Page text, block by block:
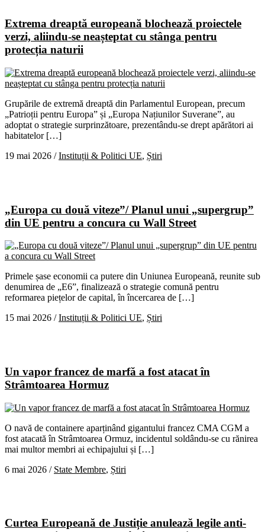
Extrema dreaptă europeană blochează proiectele
verzi, aliindu-se neașteptat cu stânga pentru
protecția naturii
Grupările de extremă dreaptă din Parlamentul European, precum
„Patrioții pentru Europa” și „Europa Națiunilor Suverane”, au
adoptat o strategie surprinzătoare, prezentându-se drept apărători ai
habitatelor […]
19 mai 2026 /Instituții & Politici UE, Știri
„Europa cu două viteze”/ Planul unui „supergrup”
din UE pentru a concura cu Wall Street
Primele șase economii ca putere din Uniunea Europeană, reunite sub
denumirea de „E6”, finalizează o strategie comună pentru
reformarea piețelor de capital, în încercarea de […]
15 mai 2026 /Instituții & Politici UE, Știri
Un vapor francez de marfă a fost atacat în
Strâmtoarea Hormuz
O navă de containere aparținând gigantului francez CMA CGM a
fost atacată în Strâmtoarea Ormuz, incidentul soldându-se cu rănirea
mai multor membri ai echipajului și […]
6 mai 2026 / State Membre, Știri
Curtea Europeană de Justiție anulează legile anti-